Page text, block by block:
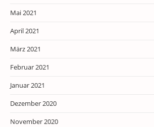
Mai 2021
April 2021
März 2021
Februar 2021
Januar 2021
Dezember 2020
November 2020